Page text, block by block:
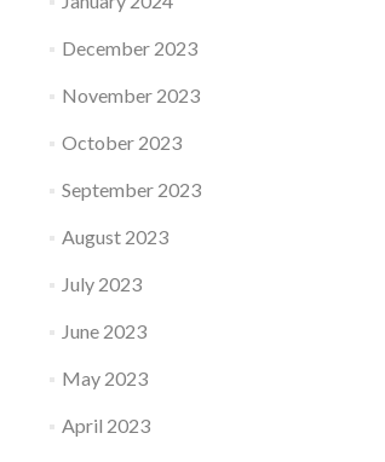
December 2023
November 2023
October 2023
September 2023
August 2023
July 2023
June 2023
May 2023
April 2023